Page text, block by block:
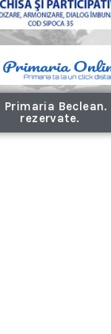
rezervate.